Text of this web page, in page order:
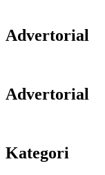
Advertorial
Advertorial
Kategori